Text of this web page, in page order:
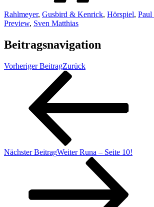
Rahlmeyer, Gusbird & Kenrick, Hörspiel, Paul
Preview, Sven Matthias
Beitragsnavigation
Vorheriger BeitragZurück
Nächster BeitragWeiter Runa – Seite 10!